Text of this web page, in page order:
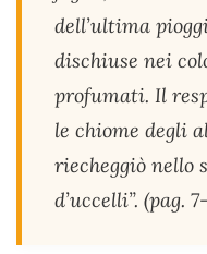
dell’ultima
dischiuse nei
profumati. Il
le chiome degli
riecheggiò nello
d’uccelli”. (pag.